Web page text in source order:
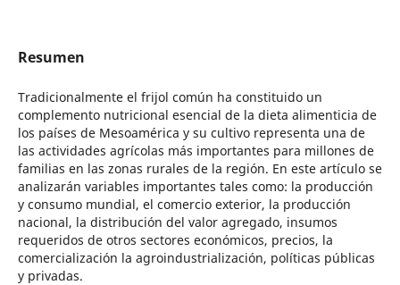
Resumen
Tradicionalmente el frijol común ha constituido un
complemento nutricional esencial de la dieta alimenticia de
los países de Mesoamérica y su cultivo representa una de
las actividades agrícolas más importantes para millones de
familias en las zonas rurales de la región. En este artículo se
analizarán variables importantes tales como: la producción
y consumo mundial, el comercio exterior, la producción
nacional, la distribución del valor agregado, insumos
requeridos de otros sectores económicos, precios, la
comercialización la agroindustrialización, políticas públicas
y privadas.